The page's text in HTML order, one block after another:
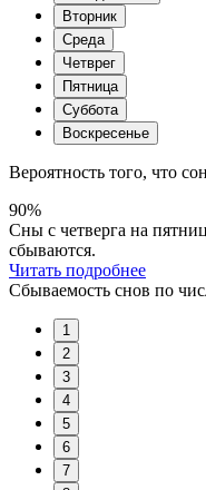
Вторник
Среда
Четврег
Пятница
Суббота
Воскресенье
Вероятность того, что
90%
Сны с четверга на
сбываются.
Читать подробнее
Сбываемость снов по
1
2
3
4
5
6
7